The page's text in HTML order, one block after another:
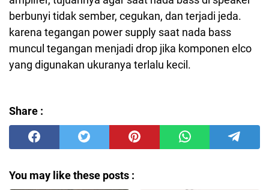
berbunyi tidak sember, cegukan, dan terjadi jeda.
karena tegangan power supply saat nada bass
muncul tegangan menjadi drop jika komponen elco
yang digunakan ukuranya terlalu kecil.
Share :
You may like these posts :